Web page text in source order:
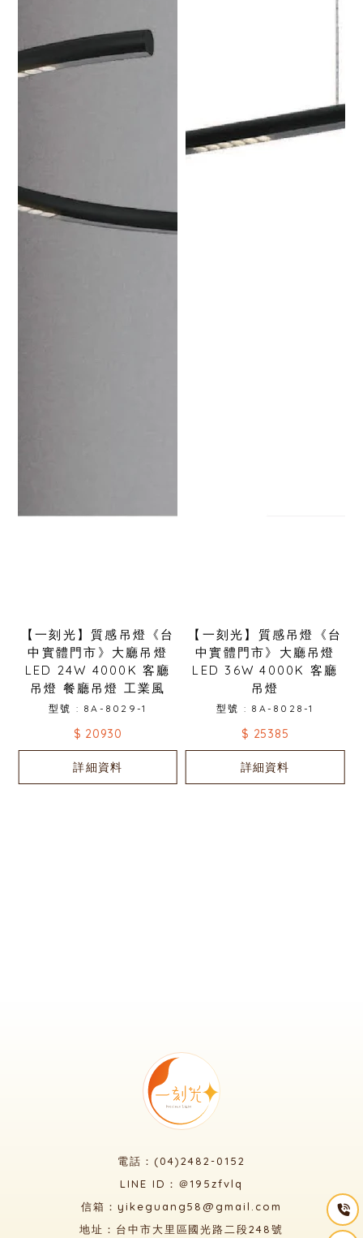
【一刻光】質感吊燈《台
中實體門市》大廳吊燈
LED 24W 4000K 客廳
吊燈 餐廳吊燈 工業風
型號 : 8A-8029-1
$ 20930
詳細資料
【一刻光】質感吊燈《台
中實體門市》大廳吊燈
LED 36W 4000K 客廳
吊燈
型號 : 8A-8028-1
$ 25385
詳細資料
電話：(04)2482-0152
LINE ID：＠195zfvlq
信箱：yikeguang58@gmail.com
地址：台中市大里區國光路二段248號